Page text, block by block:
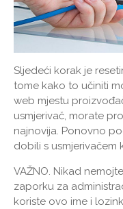
Sljedeći korak je
tome kako to učiniti
web mjestu
usmjerivač, morate
najnovija. Ponovno
dobili s usmjerivačem
VAŽNO. Nikad
zaporku za
koriste ovo ime i